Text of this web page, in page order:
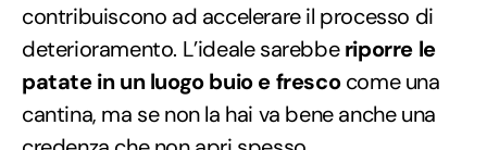
contribuiscono ad accelerare il processo di
deterioramento. L’ideale sarebberiporre le
patate in un luogo buio e frescocome una
cantina, ma se non la hai va bene anche una